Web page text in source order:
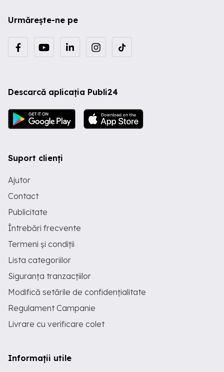
Urmărește-ne pe
Descarcă aplicația Publi24
Suport clienți
Ajutor
Contact
Publicitate
Întrebări frecvente
Termeni și condiții
Lista categoriilor
Siguranța tranzacțiilor
Modifică setările de confidențialitate
Regulament Campanie
Livrare cu verificare colet
Informații utile